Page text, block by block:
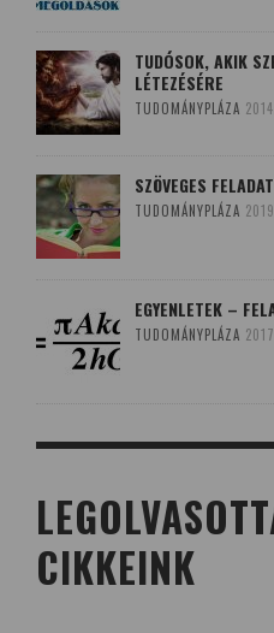
TUDÓSOK, AKIK
LÉTEZÉSÉRE
TUDOMÁNYPLÁZA
SZÖVEGES
TUDOMÁNYPLÁZA
EGYENLETEK –
TUDOMÁNYPLÁZA
CIKKEINK